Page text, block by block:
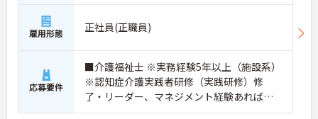
雇用形態 正社員(正職員)
応募要件
■介護福祉士 ※実務経験5年以上（施設系）
※認知症介護実践者研修（実践研修）修
了・リーダー、マネジメント経験あれば尚
可